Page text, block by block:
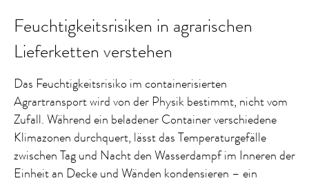
Feuchtigkeitsrisiken in agrarischen
Lieferketten verstehen
Das Feuchtigkeitsrisiko im containerisierten
Agrartransport wird von der Physik bestimmt, nicht vom
Zufall. Während ein beladener Container verschiedene
Klimazonen durchquert, lässt das Temperaturgefälle
zwischen Tag und Nacht den Wasserdampf im Inneren der
Einheit an Decke und Wänden kondensieren – ein